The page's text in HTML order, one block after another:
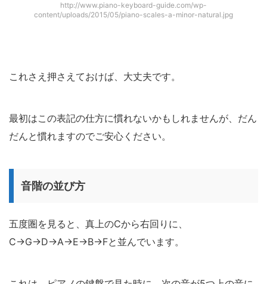
http://www.piano-keyboard-guide.com/wp-
content/uploads/2015/05/piano-scales-a-minor-natural.jpg
これさえ押さえておけば、大丈夫です。
最初はこの表記の仕方に慣れないかもしれませんが、だん
だんと慣れますのでご安心ください。
音階の並び方
五度圏を見ると、真上のCから右回りに、
C→G→D→A→E→B→Fと並んでいます。